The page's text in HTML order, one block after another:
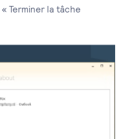
Terminer la tâche